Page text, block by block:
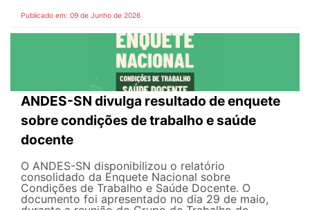
Publicado em: 09 de Junho de 2026
ANDES-SN divulga resultado de enquete
sobre condições de trabalho e saúde
docente
O ANDES-SN disponibilizou o relatório
consolidado da Enquete Nacional sobre
Condições de Trabalho e Saúde Docente. O
documento foi apresentado no dia 29 de maio,